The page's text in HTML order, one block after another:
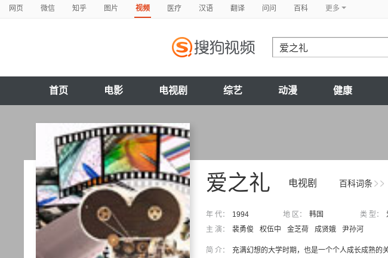
网页 微信 知乎 图片 视频 医疗 汉语 翻译 问问 百科 更多
首页 电影 电视剧 综艺 动漫 健康
百科词条
电视剧
爱之礼
年 代： 1994 地 区： 韩国 类 型：
主 演：
裴勇俊 权伍中 金芝荷 成贤娥 尹孙河
简 介：
充满幻想的大学时期，也是一个个人成长成熟的